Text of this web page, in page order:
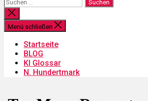
nach:
Suche
schließen
Menü schließen
Startseite
BLOG
KI Glossar
N. Hundertmark